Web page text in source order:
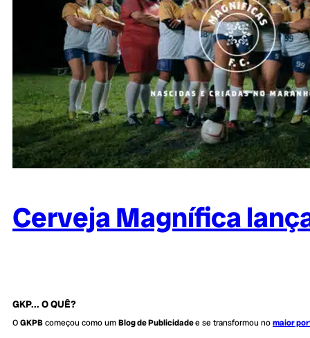
Cerveja Magnífica
GKP... O QUÊ?
OGKPBcomeçou como umBlog de Publicidadee se transformou nomaior